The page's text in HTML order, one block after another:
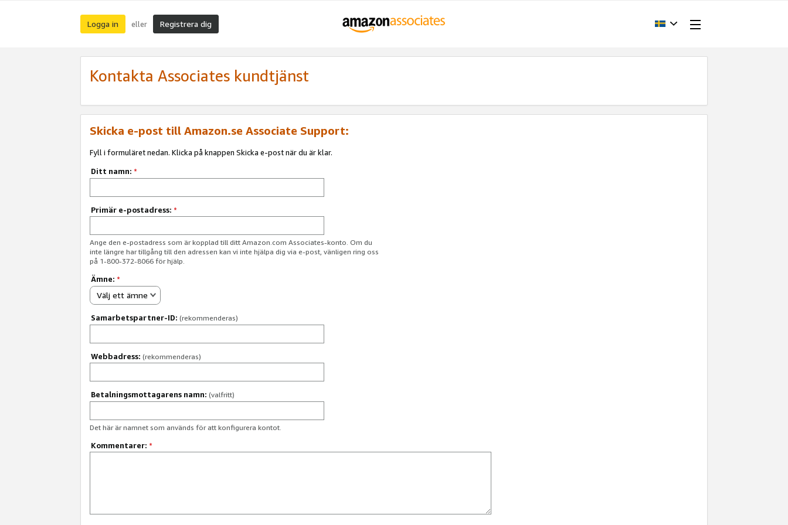
Logga in eller Registrera dig
Kontakta Associates kundtjänst
Skicka e-post till Amazon.se Associate Support:
Fyll i formuläret nedan. Klicka på knappen Skicka e-post när du är klar.
Ditt namn: *
Primär e-postadress: *
Ange den e-postadress som är kopplad till ditt Amazon.com Associates-konto. Om du
inte längre har tillgång till den adressen kan vi inte hjälpa dig via e-post, vänligen ring oss
på 1-800-372-8066 för hjälp.
Ämne: *
Välj ett ämne
Samarbetspartner-ID: (rekommenderas)
Webbadress: (rekommenderas)
Betalningsmottagarens namn: (valfritt)
Det här är namnet som används för att konfigurera kontot.
Kommentarer: *